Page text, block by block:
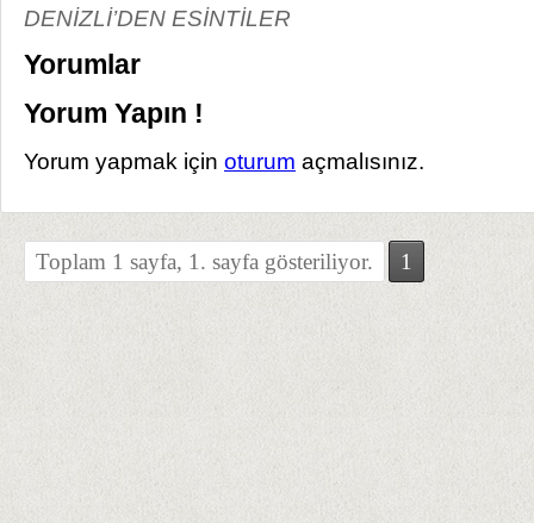
DENİZLİ’DEN ESİNTİLER
Yorumlar
Yorum Yapın !
Yorum yapmak için oturum açmalısınız.
Toplam 1 sayfa, 1. sayfa gösteriliyor. 1